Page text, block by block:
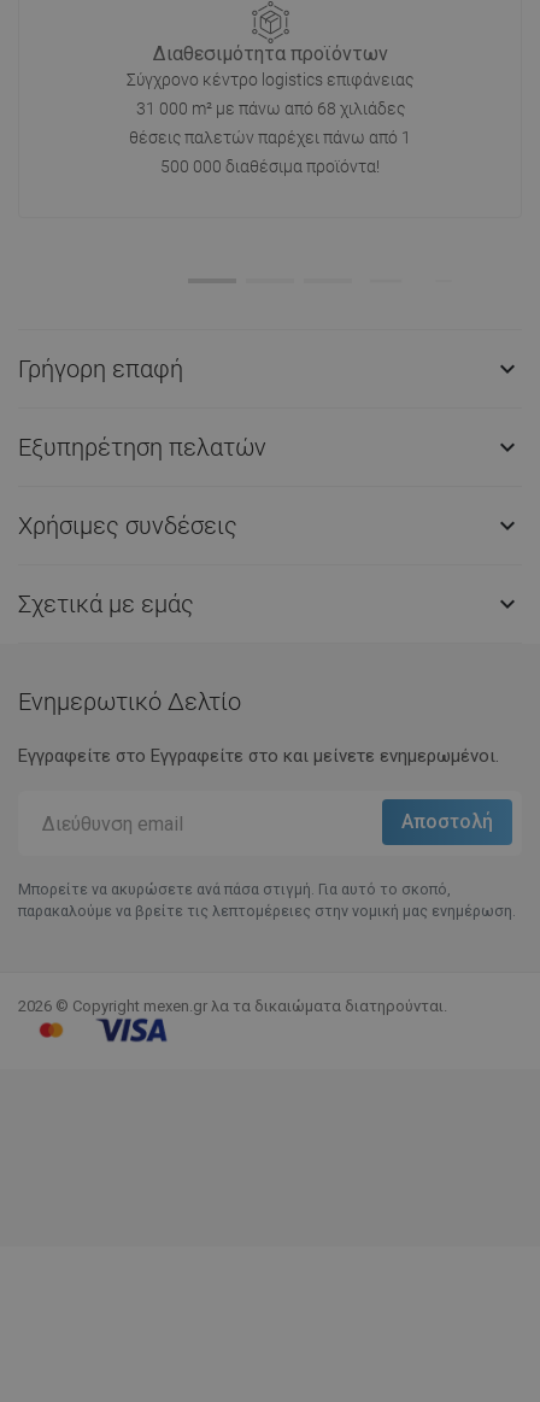
Διαθεσιμότητα προϊόντων
Σύγχρονο κέντρο logistics επιφάνειας
31 000 m² με πάνω από 68 χιλιάδες
θέσεις παλετών παρέχει πάνω από 1
500 000 διαθέσιμα προϊόντα!
Γρήγορη επαφή 
Εξυπηρέτηση πελατών 
Χρήσιμες συνδέσεις 
Σχετικά με εμάς 
Ενημερωτικό Δελτίο
Εγγραφείτε στο Eγγραφείτε στο και μείνετε ενημερωμένοι.
Μπορείτε να ακυρώσετε ανά πάσα στιγμή. Για αυτό το σκοπό,
παρακαλούμε να βρείτε τις λεπτομέρειες στην νομική μας ενημέρωση.
2026 © Copyright mexen.gr λα τα δικαιώματα διατηρούνται.